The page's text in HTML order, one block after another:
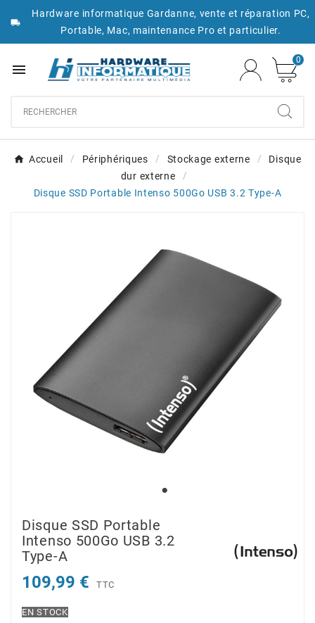

Hardware informatique Gardanne, vente et réparation PC,
Portable, Mac, maintenance Pro et particulier.

0
Accueil Périphériques Stockage externe
Disque
dur externe
Disque SSD Portable Intenso 500Go USB 3.2 Type-A
Disque SSD Portable
Intenso 500Go USB 3.2
Type-A
109,99 € TTC
EN STOCK